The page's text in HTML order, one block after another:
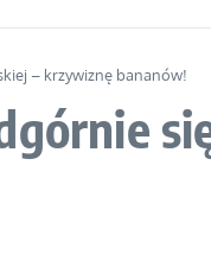
– krzywiznę bananów!